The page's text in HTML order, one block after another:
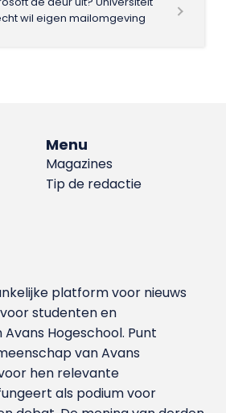
wil eigen mailomgeving
Menu
Magazines
Tip de redactie
platform voor nieuws
studenten en
Hoge­school. Punt
van Avans
hen relevante
als podium voor